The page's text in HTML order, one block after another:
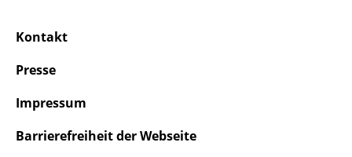
Kontakt
Presse
Impressum
Barrierefreiheit der Webseite